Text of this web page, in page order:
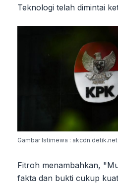
Teknologi telah dimintai
Gambar Istimewa :
Fitroh menambahkan,
fakta dan bukti cukup